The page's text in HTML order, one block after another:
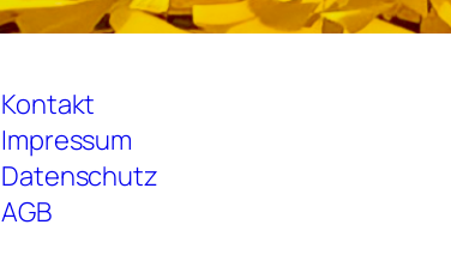
Kontakt
Impressum
Datenschutz
AGB